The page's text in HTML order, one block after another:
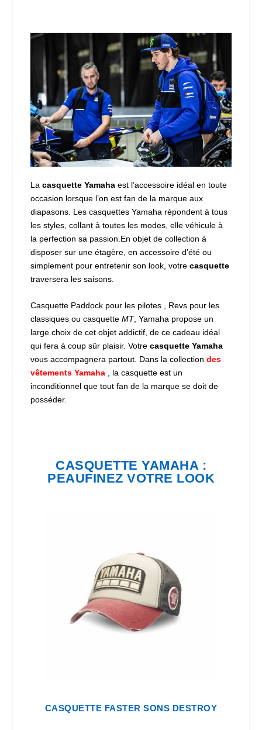
Lacasquette Yamahaest l’accessoire idéal en toute
occasion lorsque l’on est fan de la marque aux
diapasons. Les casquettes Yamaha répondent à tous
les styles, collant à toutes les modes, elle véhicule à
la perfection sa passion.En objet de collection à
disposer sur une étagère, en accessoire d’été ou
simplement pour entretenir son look, votrecasquette
traversera les saisons.
Casquette Paddock pour les pilotes , Revs pour les
classiques ou casquetteMT, Yamaha propose un
large choix de cet objet addictif, de ce cadeau idéal
qui fera à coup sûr plaisir. Votrecasquette Yamaha
vous accompagnera partout. Dans la collectiondes
vêtements Yamaha , la casquette est un
inconditionnel que tout fan de la marque se doit de
posséder.
CASQUETTE YAMAHA :
PEAUFINEZ VOTRE LOOK
CASQUETTE FASTER SONS DESTROY